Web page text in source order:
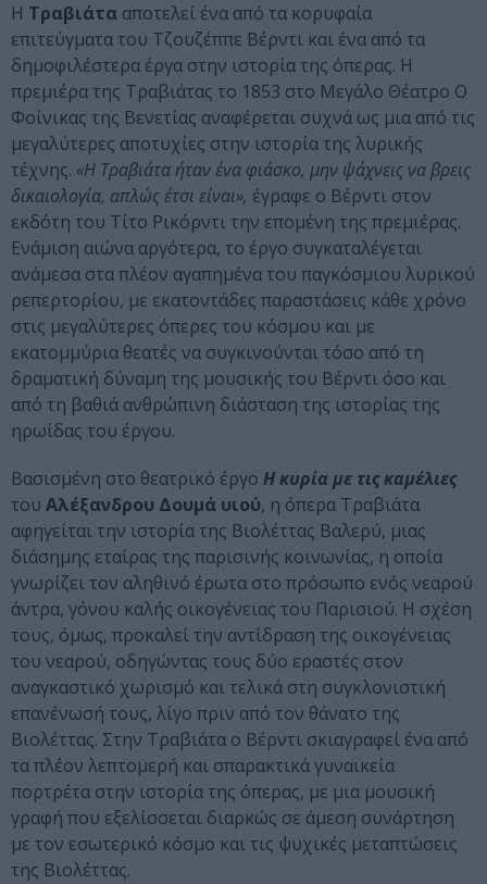
Η Τραβιάτα αποτελεί ένα από τα κορυφαία
επιτεύγματα του Τζουζέππε Βέρντι και ένα από τα
δημοφιλέστερα έργα στην ιστορία της όπερας. Η
πρεμιέρα της Τραβιάτας το 1853 στο Μεγάλο Θέατρο Ο
Φοίνικας της Βενετίας αναφέρεται συχνά ως μια από τις
μεγαλύτερες αποτυχίες στην ιστορία της λυρικής
τέχνης. «Η Τραβιάτα ήταν ένα φιάσκο, μην ψάχνεις να βρεις
δικαιολογία, απλώς έτσι είναι», έγραφε ο Βέρντι στον
εκδότη του Τίτο Ρικόρντι την επομένη της πρεμιέρας.
Ενάμιση αιώνα αργότερα, το έργο συγκαταλέγεται
ανάμεσα στα πλέον αγαπημένα του παγκόσμιου λυρικού
ρεπερτορίου, με εκατοντάδες παραστάσεις κάθε χρόνο
στις μεγαλύτερες όπερες του κόσμου και με
εκατομμύρια θεατές να συγκινούνται τόσο από τη
δραματική δύναμη της μουσικής του Βέρντι όσο και
από τη βαθιά ανθρώπινη διάσταση της ιστορίας της
ηρωίδας του έργου.
Βασισμένη στο θεατρικό έργο Η κυρία με τις καμέλιες
του Αλέξανδρου Δουμά υιού, η όπερα Τραβιάτα
αφηγείται την ιστορία της Βιολέττας Βαλερύ, μιας
διάσημης εταίρας της παρισινής κοινωνίας, η οποία
γνωρίζει τον αληθινό έρωτα στο πρόσωπο ενός νεαρού
άντρα, γόνου καλής οικογένειας του Παρισιού. Η σχέση
τους, όμως, προκαλεί την αντίδραση της οικογένειας
του νεαρού, οδηγώντας τους δύο εραστές στον
αναγκαστικό χωρισμό και τελικά στη συγκλονιστική
επανένωσή τους, λίγο πριν από τον θάνατο της
Βιολέττας. Στην Τραβιάτα ο Βέρντι σκιαγραφεί ένα από
τα πλέον λεπτομερή και σπαρακτικά γυναικεία
πορτρέτα στην ιστορία της όπερας, με μια μουσική
γραφή που εξελίσσεται διαρκώς σε άμεση συνάρτηση
με τον εσωτερικό κόσμο και τις ψυχικές μεταπτώσεις
της Βιολέττας.